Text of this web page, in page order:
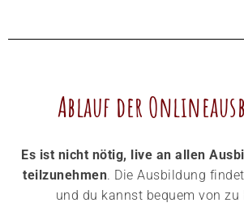
Ablauf der
Es ist nicht nötig, live an allen
teilzunehmen. Die Ausbildung
und du kannst bequem von zu